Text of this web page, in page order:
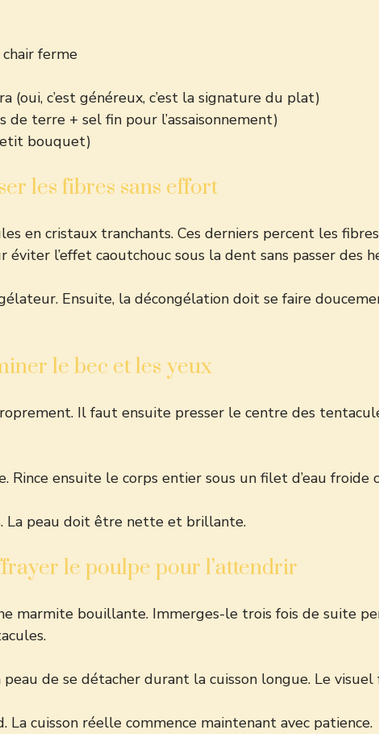
ferme
(oui, c’est généreux, c’est la signature du plat)
de terre + sel fin pour l’assaisonnement)
bouquet)
les fibres sans effort
en cristaux tranchants. Ces derniers percent les
éviter l’effet caoutchouc sous la dent sans passer
Ensuite, la décongélation doit se faire
le bec et les yeux
Il faut ensuite presser le centre des
Rince ensuite le corps entier sous un filet d’eau froide
La peau doit être nette et brillante.
le poulpe pour l’attendrir
marmite bouillante. Immerges-le trois fois de suite
de se détacher durant la cuisson longue. Le visuel
La cuisson réelle commence maintenant avec patience.